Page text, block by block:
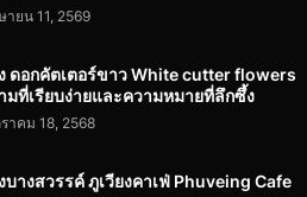
ายน 11, 2569
ดอกคัตเตอร์ขาว White cutter flowers
มที่เรียบง่ายและความหมายที่ลึกซึ้ง
าคม 18, 2568
บางสวรรค์ ภูเวียงคาเฟ่ Phuveing Cafe